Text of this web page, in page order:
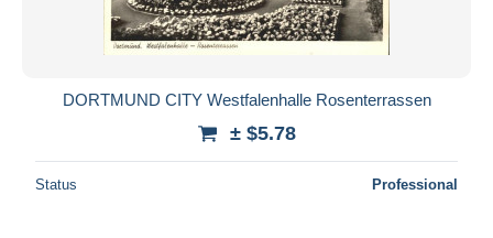
DORTMUND CITY Westfalenhalle Rosenterrassen
± $5.78
Status Professional